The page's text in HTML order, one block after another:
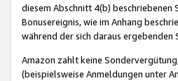
diesem Abschnitt 4(b)
Bonusereignis, wie im Anhang
während der sich daraus
Amazon zahlt keine
(beispielsweise Anmeldungen unter